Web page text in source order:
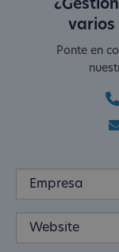
varios
Ponte en